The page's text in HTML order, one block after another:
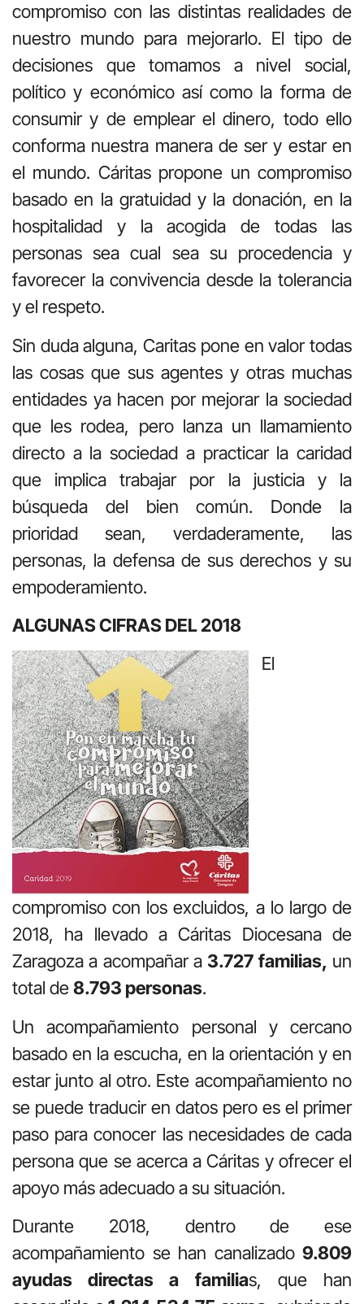
compromiso con las distintas realidades de
nuestro mundo para mejorarlo. El tipo de
decisiones que tomamos a nivel social,
político y económico así como la forma de
consumir y de emplear el dinero, todo ello
conforma nuestra manera de ser y estar en
el mundo. Cáritas propone un compromiso
basado en la gratuidad y la donación, en la
hospitalidad y la acogida de todas las
personas sea cual sea su procedencia y
favorecer la convivencia desde la tolerancia
y el respeto.
Sin duda alguna, Caritas pone en valor todas
las cosas que sus agentes y otras muchas
entidades ya hacen por mejorar la sociedad
que les rodea, pero lanza un llamamiento
directo a la sociedad a practicar la caridad
que implica trabajar por la justicia y la
búsqueda del bien común. Donde la
prioridad sean, verdaderamente, las
personas, la defensa de sus derechos y su
empoderamiento.
ALGUNAS CIFRAS DEL 2018
El
compromiso con los excluidos, a lo largo de
2018, ha llevado a Cáritas Diocesana de
Zaragoza a acompañar a 3.727 familias, un
total de8.793 personas.
Un acompañamiento personal y cercano
basado en la escucha, en la orientación y en
estar junto al otro. Este acompañamiento no
se puede traducir en datos pero es el primer
paso para conocer las necesidades de cada
persona que se acerca a Cáritas y ofrecer el
apoyo más adecuado a su situación.
Durante 2018, dentro de ese
acompañamiento se han canalizado 9.809
ayudas directas a familias, que han